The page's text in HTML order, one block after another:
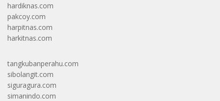
hardiknas.com
pakcoy.com
harpitnas.com
harkitnas.com
tangkubanperahu.com
sibolangit.com
siguragura.com
simanindo.com